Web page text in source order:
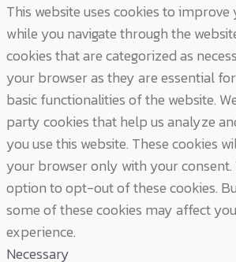
This website uses cookies to
while you navigate through the
cookies that are categorized as
your browser as they are essential
basic functionalities of the website.
party cookies that help us analyze
you use this website. These cookies
your browser only with your consent.
option to opt-out of these cookies.
some of these cookies may affect
experience.
Necessary